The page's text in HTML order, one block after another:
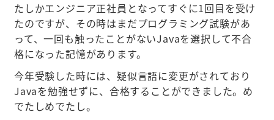
たしかエンジニア正社員となってすぐに1回目を受け
たのですが、その時はまだプログラミング試験があ
って、一回も触ったことがないJavaを選択して不合
格になった記憶があります。
今年受験した時には、疑似言語に変更がされており
Javaを勉強せずに、合格することができました。め
でたしめでたし。